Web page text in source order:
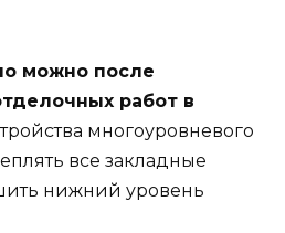
можно после
работ в
многоуровневого
все закладные
нижний уровень